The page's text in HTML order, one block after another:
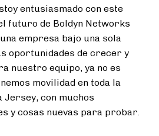
entusiasmado con este
futuro de Boldyn Networks
empresa bajo una sola
oportunidades de crecer y
nuestro equipo, ya no es
movilidad en toda la
Jersey, con muchos
y cosas nuevas para probar.